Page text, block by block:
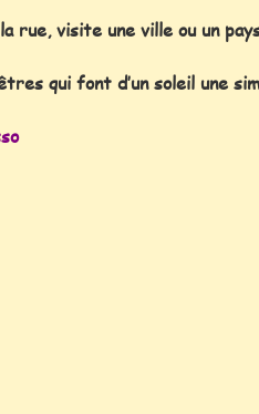
rue, visite une ville ou un
qui font d’un soleil une